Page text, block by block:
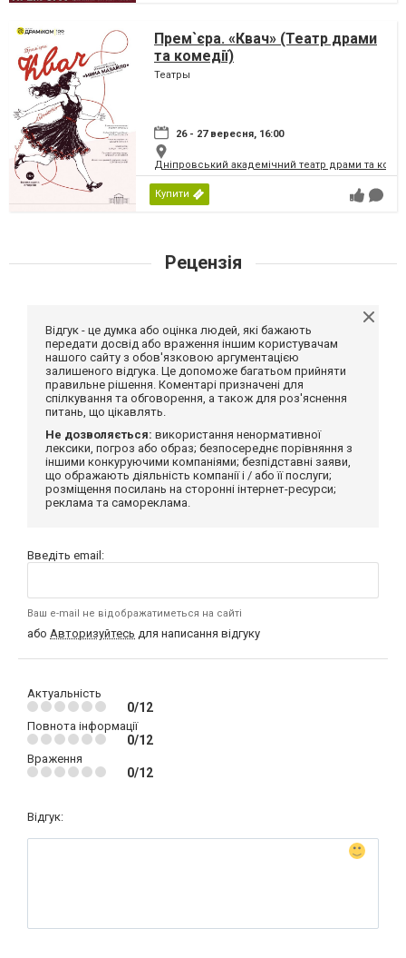
Прем`єра. «Квач» (Театр драми
та комедії)
Театры
26 - 27 вересня, 16:00
Дніпровський академічний театр драми та
Купити
Рецензія
Відгук - це думка або оцінка людей, які бажають
передати досвід або враження іншим користувачам
нашого сайту з обов'язковою аргументацією
залишеного відгука. Це допоможе багатьом прийняти
правильне рішення. Коментарі призначені для
спілкування та обговорення, а також для роз'яснення
питань, що цікавлять.
Не дозволяється: використання ненормативної
лексики, погроз або образ; безпосереднє порівняння з
іншими конкуруючими компаніями; безпідставні заяви,
що ображають діяльність компанії і / або її послуги;
розміщення посилань на сторонні інтернет-ресурси;
реклама та самореклама.
Введіть email:
Ваш e-mail не відображатиметься на сайті
або Авторизуйтесь для написання відгуку
Актуальність
0/12
Повнота інформації
0/12
Враження
0/12
Відгук: